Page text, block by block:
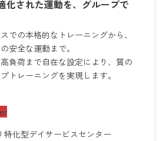
化された運動を、グループで
での本格的なトレーニングから、
安全な運動まで。
負荷まで自在な設定により、質の
トレーニングを実現します。
特化型デイサービスセンター